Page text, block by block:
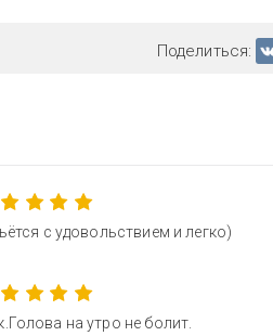
Поделиться:
с удовольствием и легко)
на утро не болит.